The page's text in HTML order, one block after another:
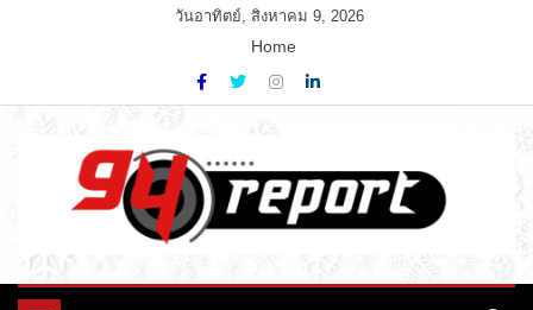
วันอาทิตย์, สิงหาคม 9, 2026
Home
94 Report.com
Variety News